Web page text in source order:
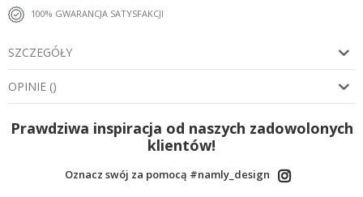
100% GWARANCJA SATYSFAKCJI
SZCZEGÓŁY
OPINIE ()
Prawdziwa inspiracja od naszych zadowolonych
klientów!
Oznacz swój za pomocą #namly_design